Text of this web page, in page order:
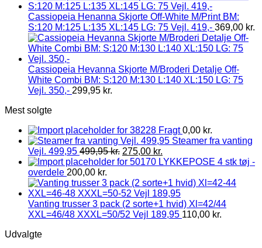
Cassiopeia Henanna Skjorte Off-White M/Print BM:
S:120 M:125 L:135 XL:145 LG: 75 Vejl. 419,- 369,00 kr.
Cassiopeia Hevanna Skjorte M/Broderi Detalje Off-
White Combi BM: S:120 M:130 L:140 XL:150 LG: 75
Vejl. 350,- 299,95 kr.
Mest solgte
Fragt 0,00 kr.
Steamer fra vanting
Vejl. 499,95 499,95kr. 275,00 kr.
LYKKEPOSE 4 stk tøj -
overdele 200,00 kr.
Vanting trusser 3 pack (2 sorte+1 hvid) Xl=42/44
XXL=46/48 XXXL=50/52 Vejl 189,95 110,00 kr.
Udvalgte